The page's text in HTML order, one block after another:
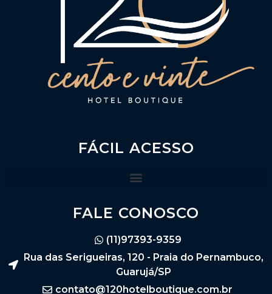
FÁCIL ACESSO
FALE CONOSCO
(11)97393-9359
Rua das Serigueiras, 120 - Praia do Pernambuco,
Guarujá/SP
contato@120hotelboutique.com.br